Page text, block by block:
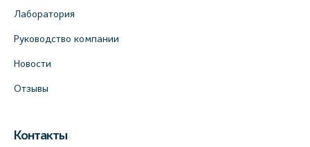
Лаборатория
Руководство компании
Новости
Отзывы
Контакты